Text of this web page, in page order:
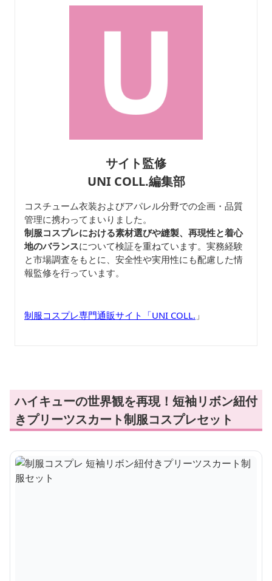
サイト監修
UNI COLL.編集部
コスチューム衣装およびアパレル分野での企画・品質
管理に携わってまいりました。
制服コスプレにおける素材選びや縫製、再現性と着心
地のバランスについて検証を重ねています。実務経験
と市場調査をもとに、安全性や実用性にも配慮した情
報監修を行っています。
制服コスプレ専門通販サイト「UNI COLL. 」
ハイキューの世界観を再現！短袖リボン紐付
きプリーツスカート制服コスプレセット